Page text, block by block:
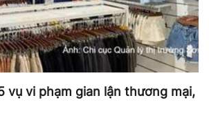
vụ vi phạm gian lận thương mại,